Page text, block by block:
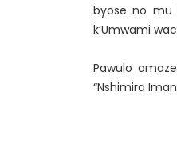
byose no mu
k’Umwami
Pawulo
“Nshimira